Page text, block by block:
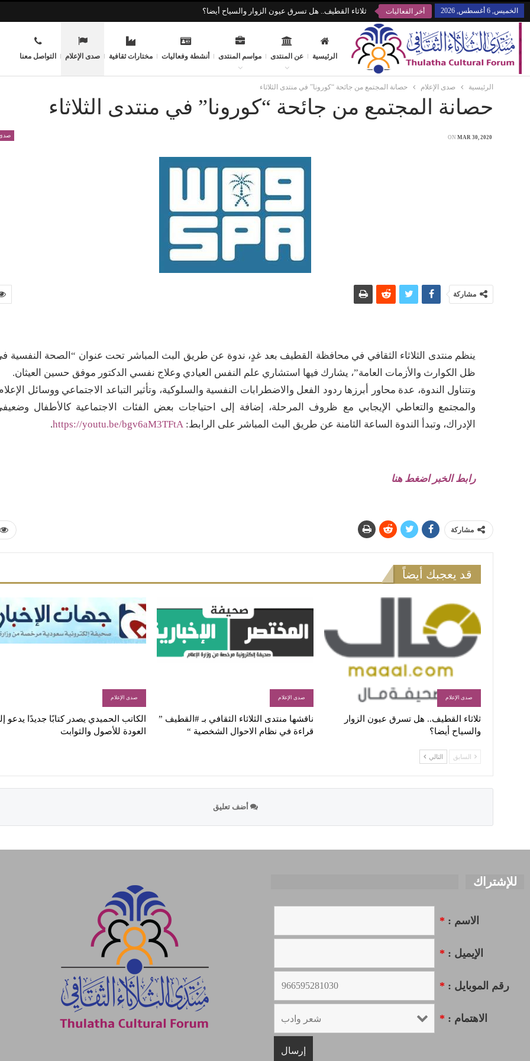
الخميس, 6 أغسطس, 2026 أخر الفعاليات ثلاثاء القطيف.. هل تسرق عيون الزوار والسياح أيضا؟
الرئيسية عن المنتدى مواسم المنتدى أنشطة وفعاليات مختارات ثقافية صدى الإعلام التواصل معنا
الرئيسية صدى الإعلام حصانة المجتمع من جائحة “كورونا” في منتدى الثلاثاء
حصانة المجتمع من جائحة “كورونا” في منتدى الثلاثاء
صدى ON MAR 30, 2020
مشاركة
ينظم منتدى الثلاثاء الثقافي في محافظة القطيف بعد غدٍ، ندوة عن طريق البث المباشر تحت عنوان “الصحة النفسية
ظل الكوارث والأزمات العامة”، يشارك فيها استشاري علم النفس العيادي وعلاج نفسي الدكتور موفق حسين العيثان.
وتتناول الندوة، عدة محاور أبرزها ردود الفعل والاضطرابات النفسية والسلوكية، وتأثير التباعد الاجتماعي ووسائل
والمجتمع والتعاطي الإيجابي مع ظروف المرحلة، إضافة إلى احتياجات بعض الفئات الاجتماعية كالأطفال
الإدراك، وتبدأ الندوة الساعة الثامنة عن طريق البث المباشر على الرابط: https://youtu.be/bgv6aM3TFtA
.
رابط الخبر اضغط هنا
مشاركة
قد يعجبك أيضاً
صدى الإعلام
ثلاثاء القطيف.. هل تسرق عيون الزوار
والسياح أيضا؟
صدى الإعلام
ناقشها منتدى الثلاثاء الثقافي بـ #القطيف ”
قراءة في نظام الاحوال الشخصية “
صدى الإعلام
الكاتب الحميدي يصدر كتابًا جديدًا يدعو
العودة للأصول والثوابت
السابق التالي
أضف تعليق
للإشتراك
الاسم : *
الإيميل : *
رقم الموبايل : *
الاهتمام : *